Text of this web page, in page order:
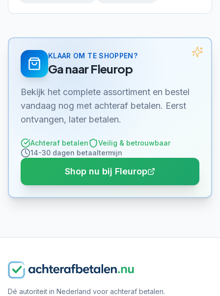
KLAAR OM TE SHOPPEN?
Ga naarFleurop
Bekijk het complete assortiment en bestel
vandaag nog met achteraf betalen. Eerst
ontvangen, later betalen.
Achteraf betalen
Veilig & betrouwbaar
14-30 dagen betaaltermijn
Shop nu bij Fleurop
Dé autoriteit in Nederland voor achteraf betalen.